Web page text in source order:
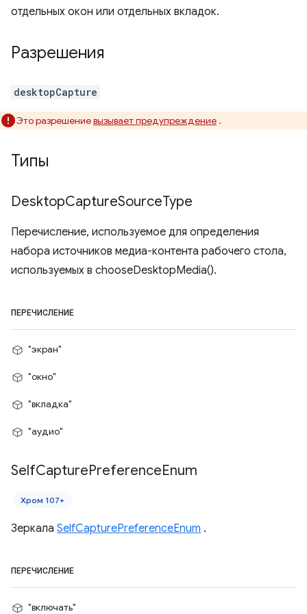
отдельных окон или отдельных вкладок.
Разрешения
desktopCapture
Это разрешениевызывает предупреждение .
Типы
DesktopCaptureSourceType
Перечисление, используемое для определения
набора источников медиа-контента рабочего стола,
используемых в chooseDesktopMedia().
ПЕРЕЧИСЛЕНИЕ
"экран"
"окно"
"вкладка"
"аудио"
SelfCapturePreferenceEnum
Хром 107+
Зеркала SelfCapturePreferenceEnum .
ПЕРЕЧИСЛЕНИЕ
"включать"